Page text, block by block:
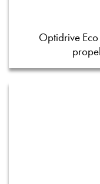
Optidrive